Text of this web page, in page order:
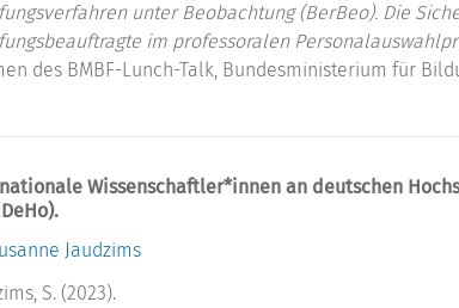
unter Beobachtung (BerBeo). Die
im professoralen
des BMBF-Lunch-Talk, Bundesministerium für
Wissenschaftler*innen an deutschen
Jaudzims
S. (2023).